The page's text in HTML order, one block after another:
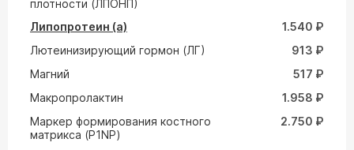
плотности (ЛПОНП)
Липопротеин (а)
1.540 ₽
Лютеинизирующий гормон (ЛГ)
913 ₽
Магний
517 ₽
Макропролактин
1.958 ₽
Маркер формирования костного
матрикса (P1NP)
2.750 ₽